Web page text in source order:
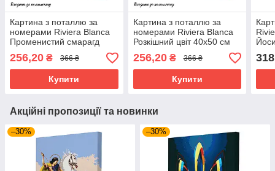
Картина з поталлю за
номерами Riviera Blanca
Променистий смарагд
256,20 ₴ 366 ₴
Купити
Картина з поталлю за
номерами Riviera Blanca
Розкішний цвіт 40x50 см
256,20₴ 366 ₴
Купити
318
Акційні пропозиції та новинки
–30% –30%